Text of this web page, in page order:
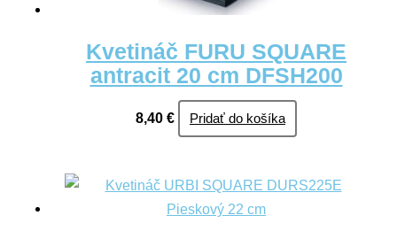
Kvetináč FURU SQUARE
antracit 20 cm DFSH200
8,40 € Pridať do košíka